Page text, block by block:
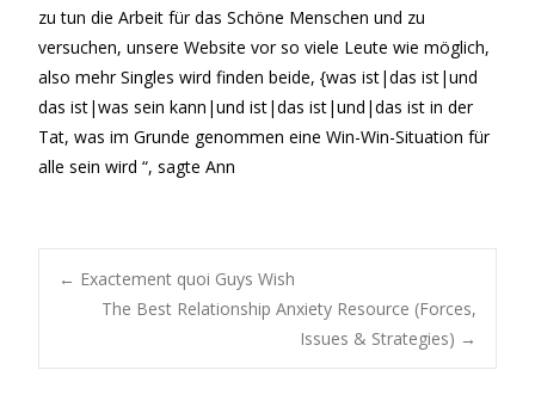
zu tun die Arbeit für das Schöne Menschen und zu
versuchen, unsere Website vor so viele Leute wie möglich,
also mehr Singles wird finden beide, {was ist|das ist|und
das ist|was sein kann|und ist|das ist|und|das ist in der
Tat, was im Grunde genommen eine Win-Win-Situation für
alle sein wird “, sagte Ann
Post
navigation
← Exactement quoi Guys Wish
The Best Relationship Anxiety Resource (Forces,
Issues & Strategies) →